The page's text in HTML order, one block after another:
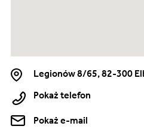
Legionów 8/65, 82-300
Pokaż telefon
Pokaż e-mail